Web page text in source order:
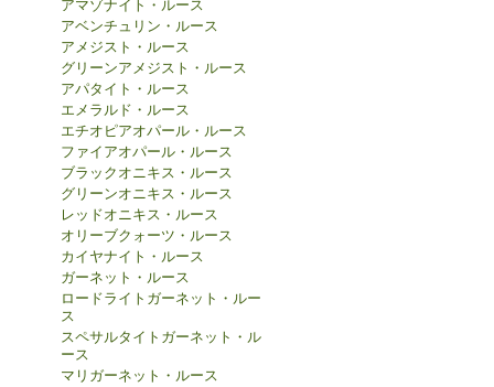
アマゾナイト・ルース
アベンチュリン・ルース
アメジスト・ルース
グリーンアメジスト・ルース
アパタイト・ルース
エメラルド・ルース
エチオピアオパール・ルース
ファイアオパール・ルース
ブラックオニキス・ルース
グリーンオニキス・ルース
レッドオニキス・ルース
オリーブクォーツ・ルース
カイヤナイト・ルース
ガーネット・ルース
ロードライトガーネット・ルー
ス
スペサルタイトガーネット・ル
ース
マリガーネット・ルース